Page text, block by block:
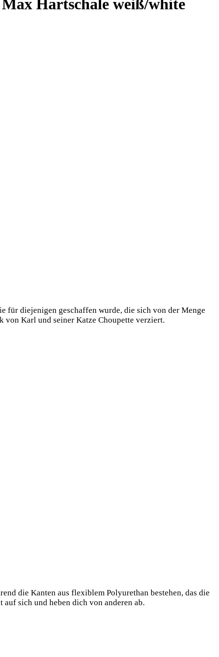
Hartschale weiß/white
diejenigen geschaffen wurde, die sich von der Menge
von Karl und seiner Katze Choupette verziert.
die Kanten aus flexiblem Polyurethan bestehen, das die
sich und heben dich von anderen ab.